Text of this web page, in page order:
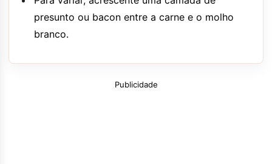
presunto ou bacon entre a carne e o molho
branco.
Publicidade